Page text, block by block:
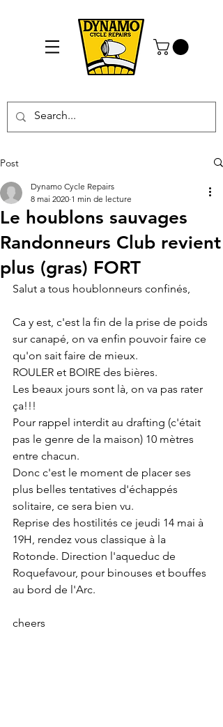
Post
Le houblons sauvages
Randonneurs Club revient
plus (gras) FORT
Dynamo Cycle Repairs
8 mai 2020 1 min de lecture
Salut a tous houblonneurs confinés,
Ca y est, c'est la fin de la prise de poids
sur canapé, on va enfin pouvoir faire ce
qu'on sait faire de mieux.
ROULER et BOIRE des bières.
Les beaux jours sont là, on va pas rater
ça!!!
Pour rappel interdit au drafting (c'était
pas le genre de la maison) 10 mètres
entre chacun.
Donc c'est le moment de placer ses
plus belles tentatives d'échappés
solitaire, ce sera bien vu.
Reprise des hostilités ce jeudi 14 mai à
19H, rendez vous classique à la
Rotonde. Direction l'aqueduc de
Roquefavour, pour binouses et bouffes
au bord de l'Arc.
cheers